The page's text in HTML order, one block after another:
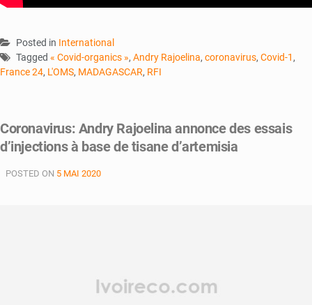
Posted in International
Tagged « Covid-organics », Andry Rajoelina, coronavirus, Covid-1 ,
France 24, L'OMS, MADAGASCAR, RFI
Coronavirus: Andry Rajoelina annonce des essais
d’injections à base de tisane d’artemisia
POSTED ON 5 MAI 2020